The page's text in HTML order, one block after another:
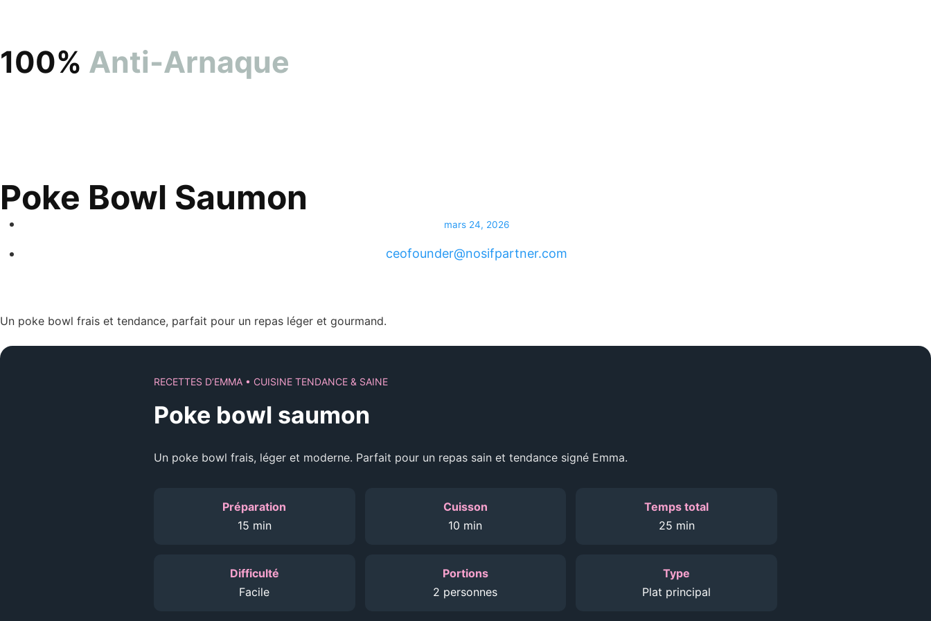
100% Anti-Arnaque
Poke Bowl Saumon
mars 24, 2026
ceofounder@nosifpartner.com
Un poke bowl frais et tendance, parfait pour un repas léger et gourmand.
RECETTES D’EMMA • CUISINE TENDANCE & SAINE
Poke bowl saumon
Un poke bowl frais, léger et moderne. Parfait pour un repas sain et tendance signé Emma.
Préparation
15 min
Cuisson
10 min
Temps total
25 min
Difficulté
Facile
Portions
2 personnes
Type
Plat principal